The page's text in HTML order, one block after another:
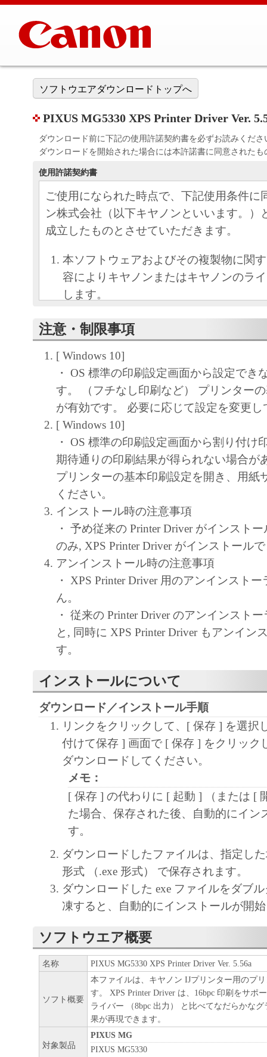
ソフトウエアダウンロードトップへ
PIXUS MG5330 XPS Printer Driver Ver.
ダウンロード前に下記の使用許諾契約書を必ずお読みくださ
ダウンロードを開始された場合には本許諾書に同意された
使用許諾契約書
ご使用になられた時点で、下記使用条件に
ン株式会社（以下キヤノンといいます。）
成立したものとさせていただきます。
本ソフトウェアおよびその複製物に関
容によりキヤノンまたはキヤノンのラ
します。
といいます。）に対し、本ソフトウェ
独占的権利を許諾します。
ユーザーは、本ソフトウェアの全部ま
改変、リバース・エンジニアリング、
は逆アセンブル等することはできませ
キヤノン、キヤノンマーケティングジ
よびキヤノンのライセンサーは、本ソ
ザーの特定の目的のために適当である
用であること、または本ソフトウェア
と、その他本ソフトウェアに関してい
しません。
キヤノン、キヤノンマーケティングジ
よびキヤノンのライセンサーは、本ソ
に付随または関連して生ずる直接的ま
失、損害等について、いかなる場合に
任を負いません。
ユーザーは、日本国政府または該当国
許可等を得ることなしに、本ソフトウ
一部を、直接または間接に輸出しては
注意・制限事項
[ Windows 10]
・ OS 標準の印刷設定画面から設定でき
す。 （フチなし印刷など） プリンター
が有効です。 必要に応じて設定を変更し
[ Windows 10]
・ OS 標準の印刷設定画面から割り付け
期待通りの印刷結果が得られない場合が
プリンターの基本印刷設定を開き、用紙
ください。
インストール時の注意事項
・ 予め従来の Printer Driver がインスト
のみ, XPS Printer Driver がインストール
アンインストール時の注意事項
・ XPS Printer Driver 用のアンインスト
ん。
・ 従来の Printer Driver のアンインスト
と, 同時に XPS Printer Driver もアンイン
す。
インストールについて
ダウンロード／インストール手順
リンクをクリックして、[ 保存 ] を選択
付けて保存 ] 画面で [ 保存 ] をクリック
ダウンロードしてください。
メモ：
[ 保存 ] の代わりに [ 起動 ] （または [
た場合、保存された後、自動的にイン
す。
ダウンロードしたファイルは、指定し
形式 （.exe 形式） で保存されます。
ダウンロードした exe ファイルをダブ
凍すると、自動的にインストールが開
ソフトウエア概要
名称 PIXUS MG5330 XPS Printer Driver Ver. 5.56a
ソフト概要
本ファイルは、キヤノン IJプリンター用のプ
す。 XPS Printer Driver は、16bpc 印刷をサポ
ライバー （8bpc 出力） と比べてなだらかな
果が再現できます。
対象製品
PIXUS MG
PIXUS MG5330